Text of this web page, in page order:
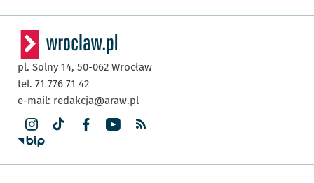
pl. Solny 14, 50-062 Wrocław
tel. 71 776 71 42
e-mail: redakcja@araw.pl